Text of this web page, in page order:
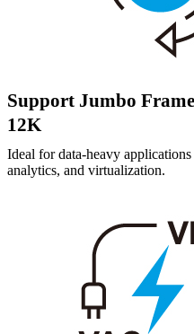
Support Jumbo
12K
Ideal for data-heavy
analytics, and virtualization.